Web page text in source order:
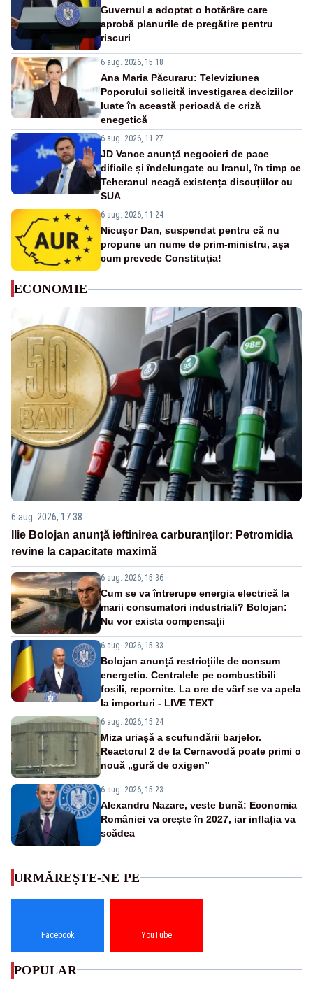
Guvernul a adoptat o hotărâre care
aprobă planurile de pregătire pentru
riscuri
6 aug. 2026, 15:18
Ana Maria Păcuraru: Televiziunea
Poporului solicită investigarea deciziilor
luate în această perioadă de criză
enegetică
6 aug. 2026, 11:27
JD Vance anunță negocieri de pace
dificile și îndelungate cu Iranul, în timp ce
Teheranul neagă existența discuțiilor cu
SUA
6 aug. 2026, 11:24
Nicușor Dan, suspendat pentru că nu
propune un nume de prim-ministru, așa
cum prevede Constituția!
ECONOMIE
6 aug. 2026, 17:38
Ilie Bolojan anunță ieftinirea carburanților: Petromidia
revine la capacitate maximă
6 aug. 2026, 15:36
Cum se va întrerupe energia electrică la
marii consumatori industriali? Bolojan:
Nu vor exista compensații
6 aug. 2026, 15:33
Bolojan anunță restricțiile de consum
energetic. Centralele pe combustibili
fosili, repornite. La ore de vârf se va apela
la importuri - LIVE TEXT
6 aug. 2026, 15:24
Miza uriașă a scufundării barjelor.
Reactorul 2 de la Cernavodă poate primi o
nouă „gură de oxigen”
6 aug. 2026, 15:23
Alexandru Nazare, veste bună: Economia
României va crește în 2027, iar inflația va
scădea
URMĂREȘTE-NE PE
Facebook YouTube
POPULAR